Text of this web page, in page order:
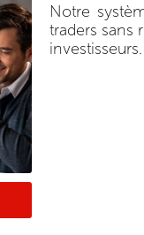
Notre
traders sans
investisseurs.